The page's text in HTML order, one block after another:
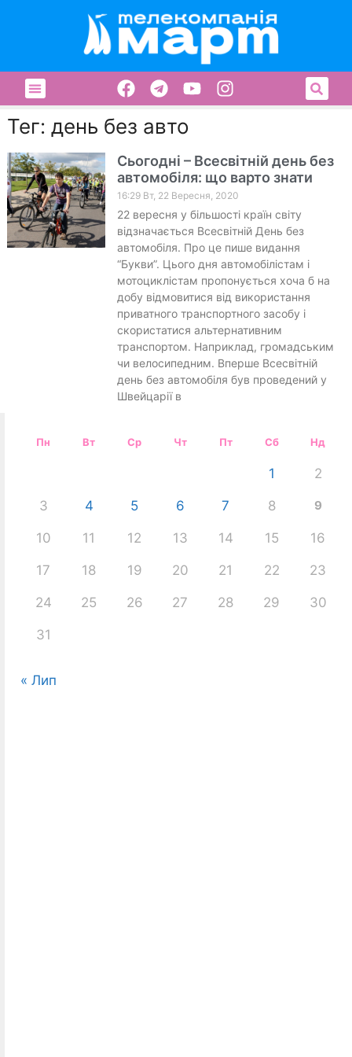
Тег: день без авто
Сьогодні – Всесвітній день без
автомобіля: що варто знати
16:29 Вт, 22 Вересня, 2020
22 вересня у більшості країн світу
відзначається Всесвітній День без
автомобіля. Про це пише видання
“Букви”. Цього дня автомобілістам і
мотоциклістам пропонується хоча б на
добу відмовитися від використання
приватного транспортного засобу і
скористатися альтернативним
транспортом. Наприклад, громадським
чи велосипедним. Вперше Всесвітній
день без автомобіля був проведений у
Швейцарії в
Пн Вт Ср Чт Пт Сб Нд
1 2
3 4 5 6 7 8 9
10 11 12 13 14 15 16
17 18 19 20 21 22 23
24 25 26 27 28 29 30
31
« Лип